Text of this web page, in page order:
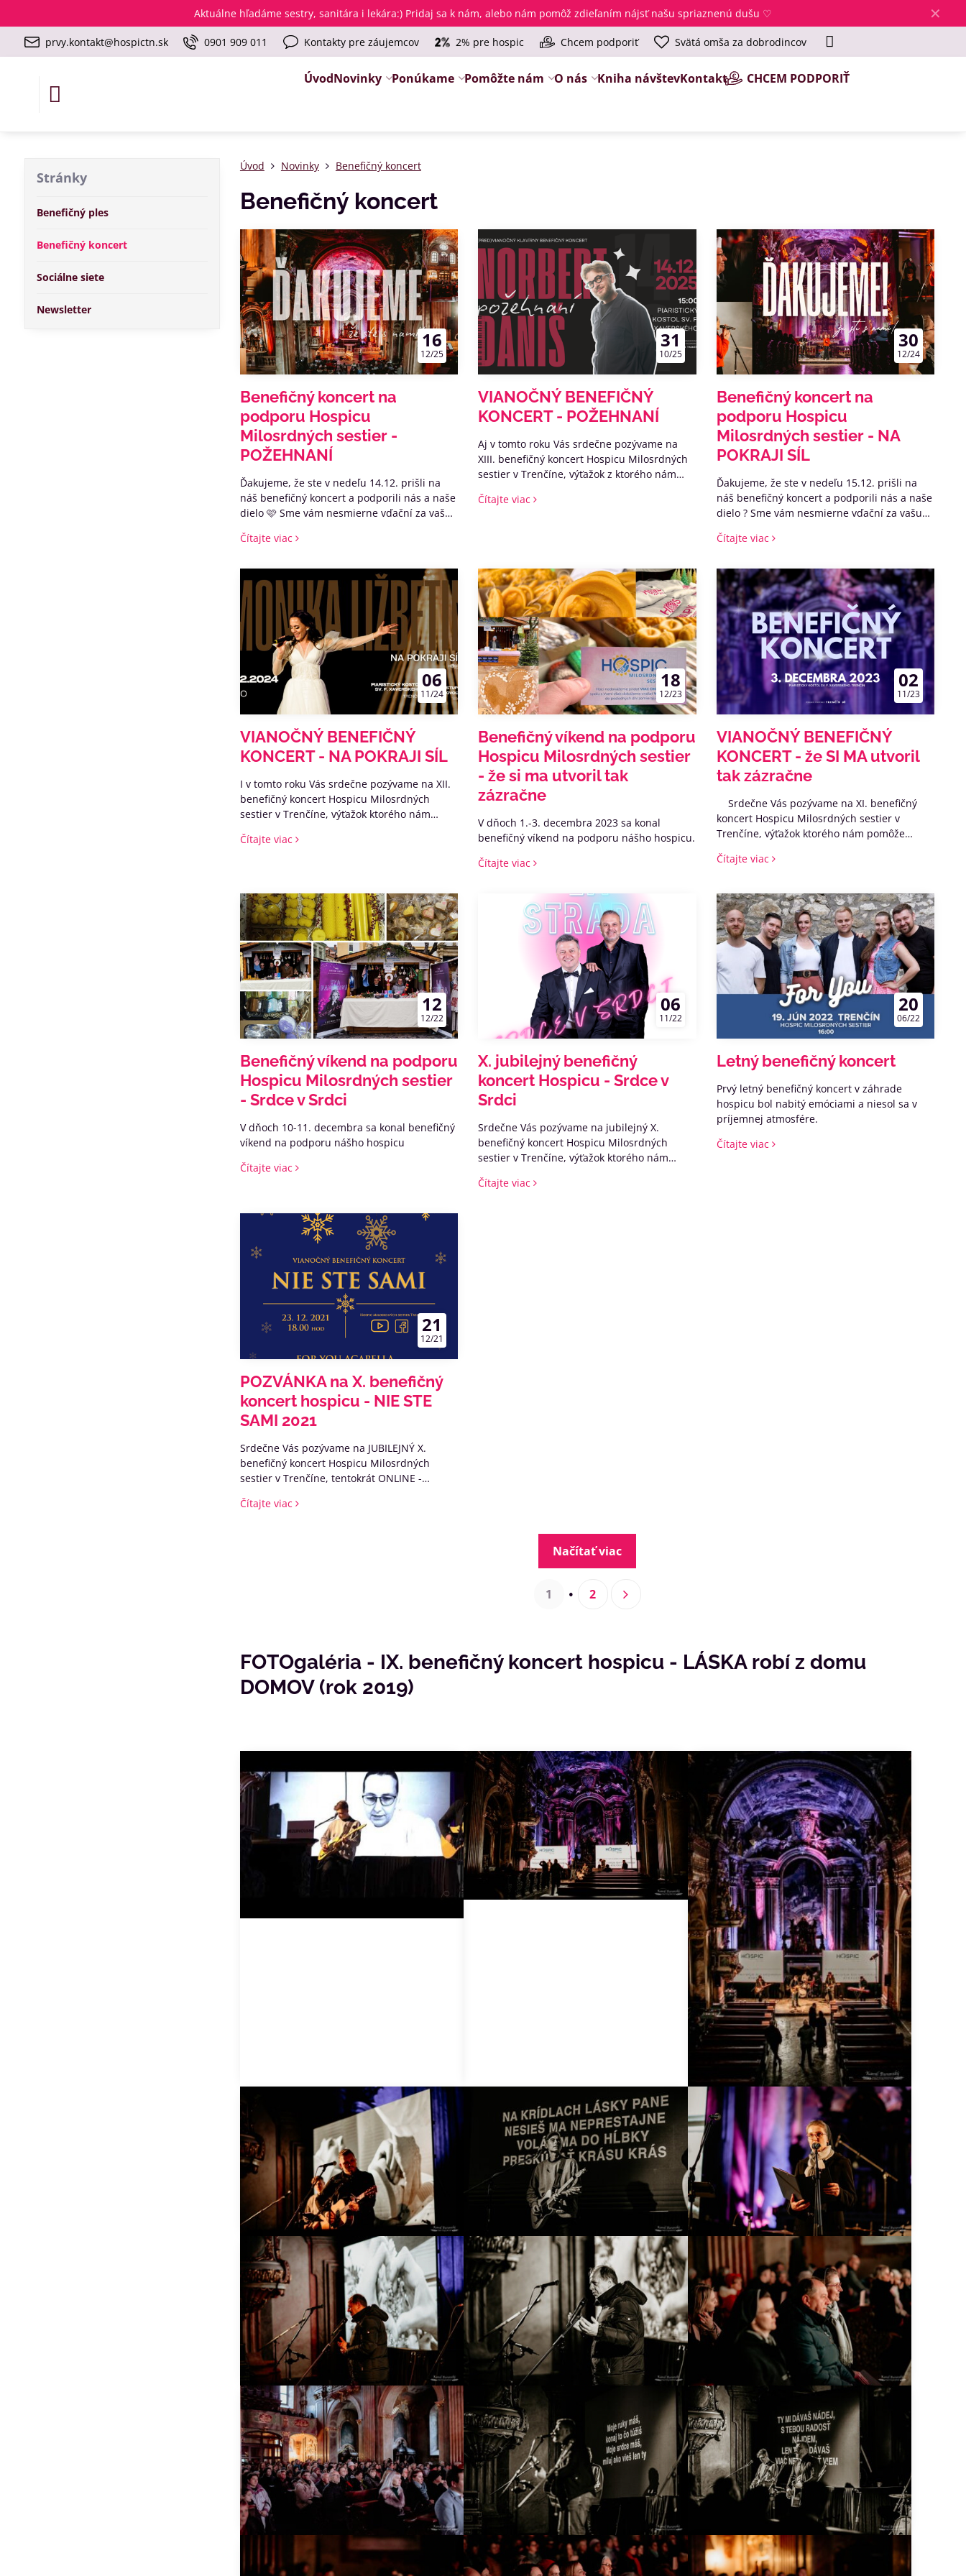
✕
Aktuálne hľadáme sestry, sanitára i lekára:) Pridaj sa k nám, alebo nám pomôž zdieľaním nájsť našu spriaznenú dušu ♡
prvy.kontakt@hospictn.sk 0901 909 011 Kontakty pre záujemcov 2% pre hospic Chcem podporiť Svätá omša za dobrodincov
ÚvodNovinky Ponúkame Pomôžte nám O nás Kniha návštevKontakt CHCEM PODPORIŤ
Úvod Novinky Benefičný koncert
Benefičný koncert
16
12/25
Benefičný koncert na
podporu Hospicu
Milosrdných sestier -
POŽEHNANÍ
Ďakujeme, že ste v nedeľu 14.12. prišli na
náš benefičný koncert a podporili nás a naše
dielo 🩷 Sme vám nesmierne vďační za vašu
vnášať #viaczivotadodni nevyliečiteľne
Čítajte viac
31
10/25
VIANOČNÝ BENEFIČNÝ
KONCERT - POŽEHNANÍ
Aj v tomto roku Vás srdečne pozývame na
XIII. benefičný koncert Hospicu Milosrdných
sestier v Trenčíne, výťažok z ktorého nám
DOMOV pre nevyliečiteľne chorých. ❤
Čítajte viac
30
12/24
Benefičný koncert na
podporu Hospicu
Milosrdných sestier - NA
POKRAJI SÍL
Ďakujeme, že ste v nedeľu 15.12. prišli na
náš benefičný koncert a podporili nás a naše
dielo ? Sme vám nesmierne vďační za vašu
vnášať #viaczivotadodni nevyliečiteľne
Čítajte viac
06
11/24
VIANOČNÝ BENEFIČNÝ
KONCERT - NA POKRAJI SÍL
I v tomto roku Vás srdečne pozývame na XII.
benefičný koncert Hospicu Milosrdných
sestier v Trenčíne, výťažok ktorého nám
Čítajte viac
18
12/23
Benefičný víkend na podporu
Hospicu Milosrdných sestier
- že si ma utvoril tak
zázračne
V dňoch 1.-3. decembra 2023 sa konal
benefičný víkend na podporu nášho hospicu.
Čítajte viac
02
11/23
VIANOČNÝ BENEFIČNÝ
KONCERT - že SI MA utvoril
tak zázračne
Srdečne Vás pozývame na XI. benefičný
koncert Hospicu Milosrdných sestier v
Trenčíne, výťažok ktorého nám pomôže
nevyliečiteľne chorých pacientov v konečnom
zomierajúcim. ❤
Čítajte viac
12
12/22
Benefičný víkend na podporu
Hospicu Milosrdných sestier
- Srdce v Srdci
V dňoch 10-11. decembra sa konal benefičný
víkend na podporu nášho hospicu
Čítajte viac
06
11/22
X. jubilejný benefičný
koncert Hospicu - Srdce v
Srdci
Srdečne Vás pozývame na jubilejný X.
benefičný koncert Hospicu Milosrdných
sestier v Trenčíne, výťažok ktorého nám
nevyliečiteľne chorých pacientov v konečnom
Čítajte viac
20
06/22
Letný benefičný koncert
Prvý letný benefičný koncert v záhrade
hospicu bol nabitý emóciami a niesol sa v
príjemnej atmosfére.
Čítajte viac
21
12/21
POZVÁNKA na X. benefičný
koncert hospicu - NIE STE
SAMI 2021
Srdečne Vás pozývame na JUBILEJNÝ X.
benefičný koncert Hospicu Milosrdných
sestier v Trenčíne, tentokrát ONLINE -
DOMOV pre nevyliečiteľne chorých
Čítajte viac
Načítať viac
1 2
FOTOgaléria - IX. benefičný koncert hospicu - LÁSKA robí z domu
DOMOV (rok 2019)
Stránky
Benefičný ples
Benefičný koncert
Sociálne siete
Newsletter